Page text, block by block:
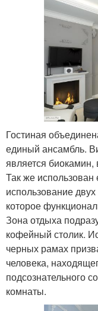
Гостиная
единый ансамбль.
является
Так же
использование
которое
Зона отдыха
кофейный столик.
черных рамах
человека,
подсознательного
комнаты.